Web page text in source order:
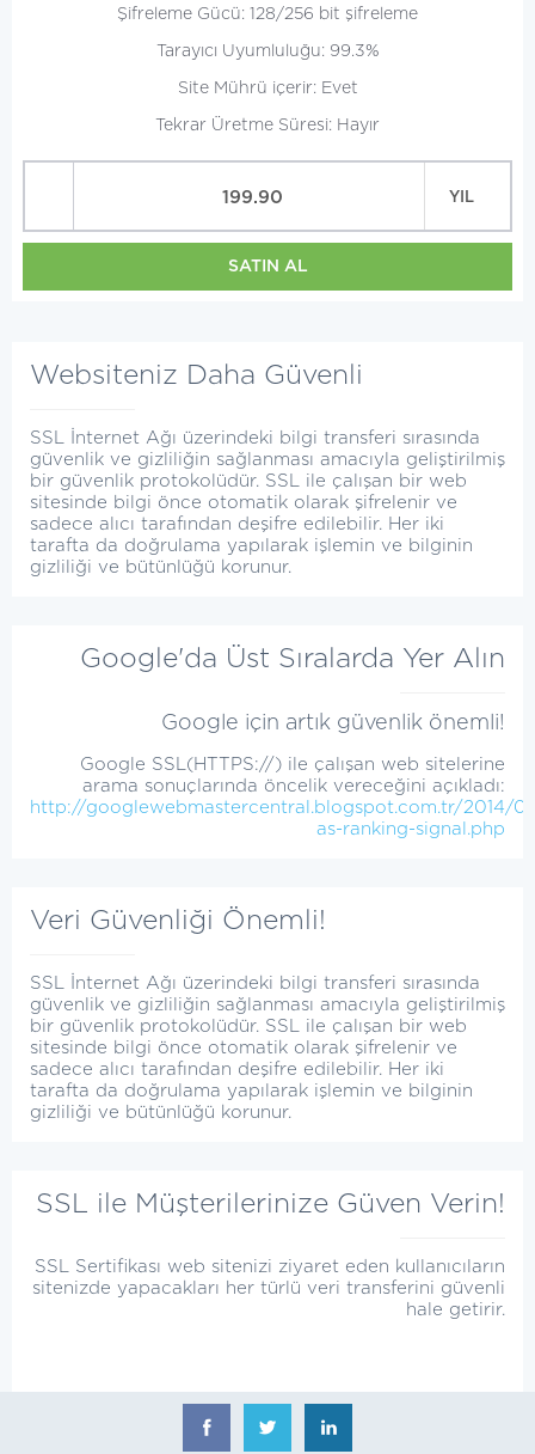
Şifreleme Gücü: 128/256 bit şifreleme
Tarayıcı Uyumluluğu: 99.3%
Site Mührü içerir: Evet
Tekrar Üretme Süresi: Hayır
199.90 YIL
SATIN AL
Websiteniz Daha Güvenli
SSL İnternet Ağı üzerindeki bilgi transferi sırasında
güvenlik ve gizliliğin sağlanması amacıyla geliştirilmiş
bir güvenlik protokolüdür. SSL ile çalışan bir web
sitesinde bilgi önce otomatik olarak şifrelenir ve
sadece alıcı tarafından deşifre edilebilir. Her iki
tarafta da doğrulama yapılarak işlemin ve bilginin
gizliliği ve bütünlüğü korunur.
Google'da Üst Sıralarda Yer Alın
Google için artık güvenlik önemli!
Google SSL(HTTPS://) ile çalışan web sitelerine
arama sonuçlarında öncelik vereceğini açıkladı:
http://googlewebmastercentral.blogspot.com.tr/2014/
as-ranking-signal.php
Veri Güvenliği Önemli!
SSL İnternet Ağı üzerindeki bilgi transferi sırasında
güvenlik ve gizliliğin sağlanması amacıyla geliştirilmiş
bir güvenlik protokolüdür. SSL ile çalışan bir web
sitesinde bilgi önce otomatik olarak şifrelenir ve
sadece alıcı tarafından deşifre edilebilir. Her iki
tarafta da doğrulama yapılarak işlemin ve bilginin
gizliliği ve bütünlüğü korunur.
SSL ile Müşterilerinize Güven Verin!
SSL Sertifikası web sitenizi ziyaret eden kullanıcıların
sitenizde yapacakları her türlü veri transferini güvenli
hale getirir.